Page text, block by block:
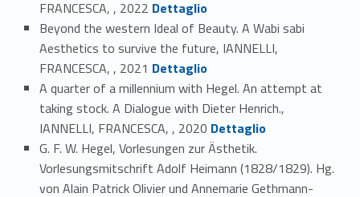
FRANCESCA, , 2022 Dettaglio
Beyond the western Ideal of Beauty. A Wabi sabi
Aesthetics to survive the future, IANNELLI,
FRANCESCA, , 2021 Link identifier #identifier_person_108601-18
Dettaglio
A quarter of a millennium with Hegel. An attempt at
taking stock. A Dialogue with Dieter Henrich.,
IANNELLI, FRANCESCA, , 2020 Link identifier #identifier_person_15032-19
Dettaglio
G. F. W. Hegel, Vorlesungen zur Ästhetik.
Vorlesungsmitschrift Adolf Heimann (1828/1829). Hg.
von Alain Patrick Olivier und Annemarie Gethmann-